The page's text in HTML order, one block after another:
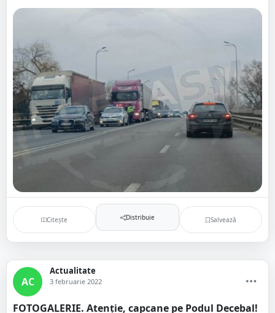
Citește Distribuie Salvează
AC
Actualitate
3 februarie 2022
FOTOGALERIE. Atenție, capcane pe Podul Decebal!